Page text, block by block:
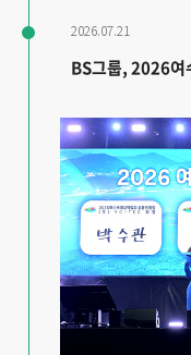
2026.07.21
BS그룹, 2026여